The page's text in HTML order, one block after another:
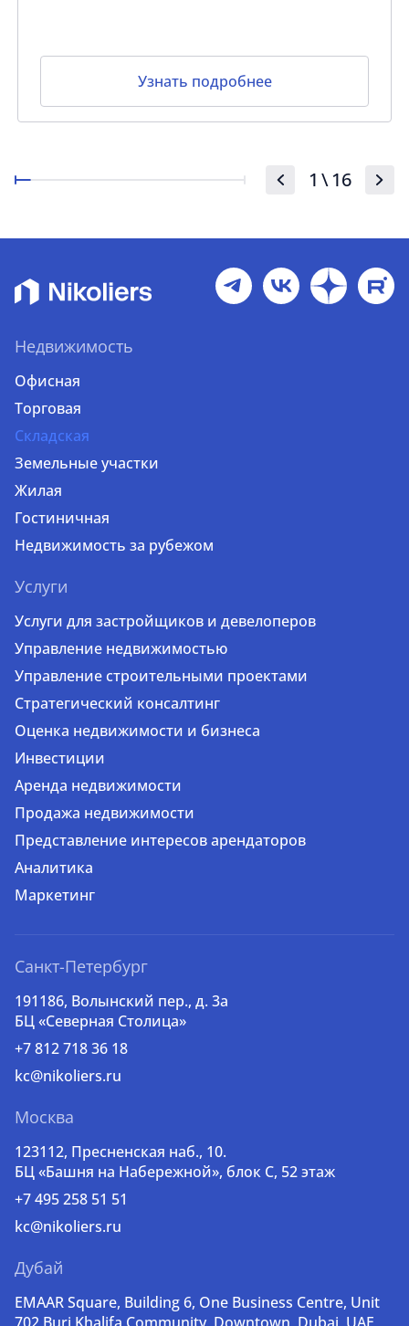
Узнать подробнее
1 \16
Недвижимость
Офисная
Торговая
Складская
Земельные участки
Жилая
Гостиничная
Недвижимость за рубежом
Услуги
Услуги для застройщиков и девелоперов
Управление недвижимостью
Управление строительными проектами
Стратегический консалтинг
Оценка недвижимости и бизнеса
Инвестиции
Аренда недвижимости
Продажа недвижимости
Представление интересов арендаторов
Аналитика
Маркетинг
Санкт-Петербург
191186, Волынский пер., д. 3a
БЦ «Северная Столица»
+7 812 718 36 18
kc@nikoliers.ru
Москва
123112, Пресненская наб., 10.
БЦ «Башня на Набережной», блок С, 52 этаж
+7 495 258 51 51
kc@nikoliers.ru
Дубай
EMAAR Square, Building 6, One Business Centre, Unit